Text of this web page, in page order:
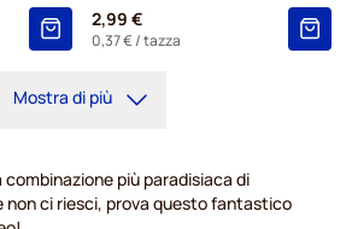
2,99 €
0,37 €/ tazza
Mostra di più
combinazione più paradisiaca di
non ci riesci, prova questo fantastico